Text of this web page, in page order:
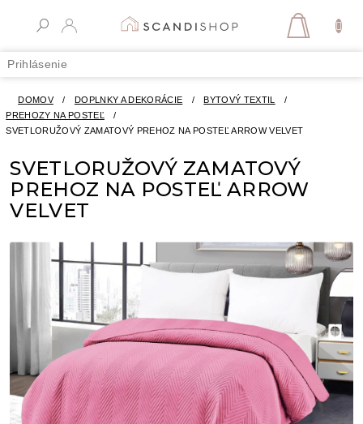
Prihlásenie
DOMOV / DOPLNKY A DEKORÁCIE / BYTOVÝ TEXTIL
/
PREHOZY NA POSTEĽ
/
SVETLORUŽOVÝ ZAMATOVÝ PREHOZ NA POSTEĽ ARROW VELVET
SVETLORUŽOVÝ ZAMATOVÝ
PREHOZ NA POSTEĽ ARROW
VELVET